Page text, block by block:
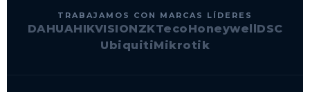
TRABAJAMOS CON MARCAS LÍDERES
DAHUAHIKVISIONZKTecoHoneywellDSC
UbiquitiMikrotik